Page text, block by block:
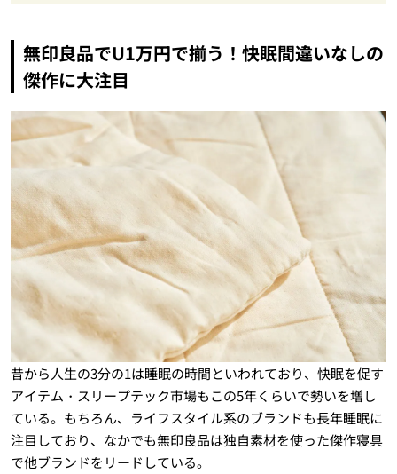
無印良品でU1万円で揃う！快眠間違いなしの
傑作に大注目
昔から人生の3分の1は睡眠の時間といわれており、快眠を促す
アイテム・スリープテック市場もこの5年くらいで勢いを増し
ている。もちろん、ライフスタイル系のブランドも長年睡眠に
注目しており、なかでも無印良品は独自素材を使った傑作寝具
で他ブランドをリードしている。